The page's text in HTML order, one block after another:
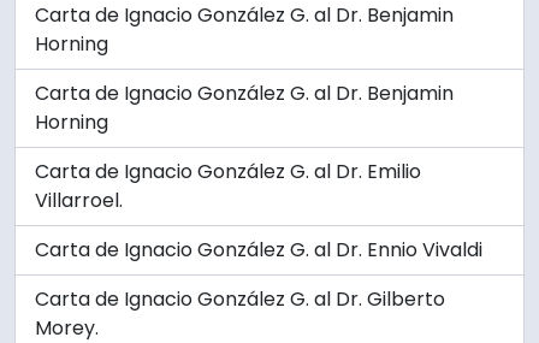
Carta de Ignacio González G. al Dr. Benjamin
Horning
Carta de Ignacio González G. al Dr. Benjamin
Horning
Carta de Ignacio González G. al Dr. Emilio
Villarroel.
Carta de Ignacio González G. al Dr. Ennio Vivaldi
Carta de Ignacio González G. al Dr. Gilberto
Morey.